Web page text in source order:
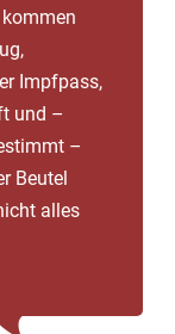
Impfpass,
und –
–
Beutel
alles